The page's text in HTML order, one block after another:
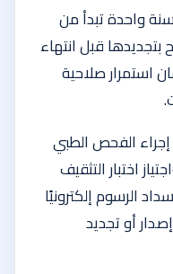
واحدة تبدأ من
بتجديدها قبل انتهاء
60 يومًا لضمان استمرار صلاحية
إجراء الفحص الطبي
اختبار التثقيف
الرسوم إلكترونيًا
أو تجديد